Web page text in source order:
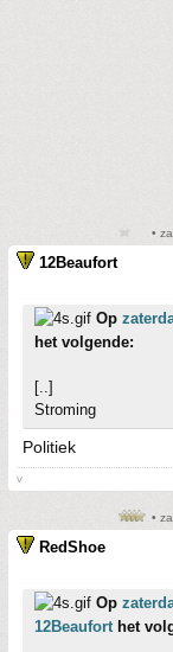
•
12Beaufort
Op
het volgende:
[..]
Stroming
Politiek
v
•
RedShoe
Op
12Beauforthet